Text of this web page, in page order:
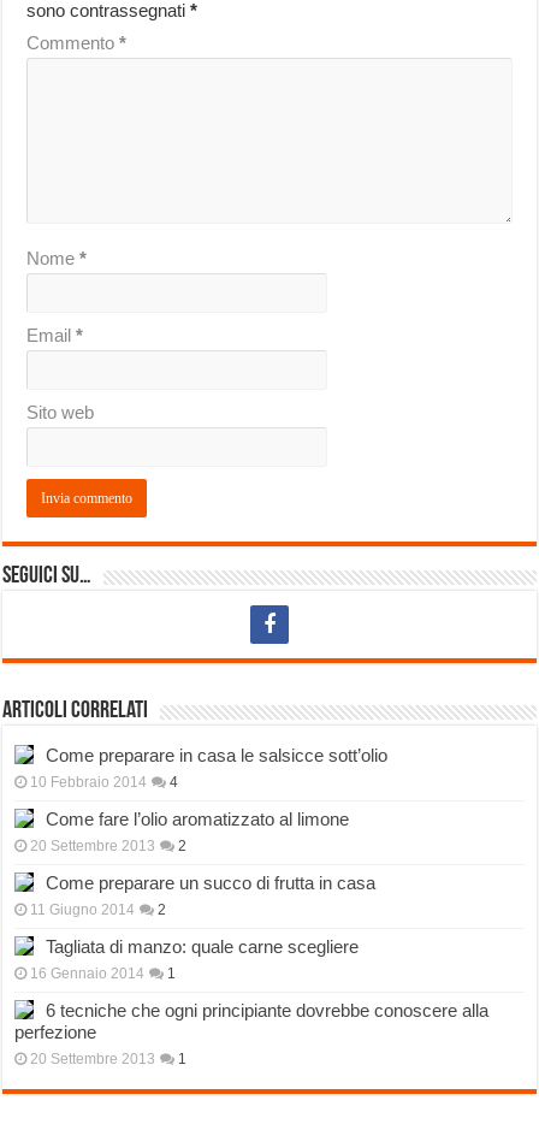
sono contrassegnati*
Commento*
Nome*
Email*
Sito web
Seguici su…
Articoli correlati
Come preparare in casa le salsicce sott’olio
10 Febbraio 2014 4
Come fare l’olio aromatizzato al limone
20 Settembre 2013 2
Come preparare un succo di frutta in casa
11 Giugno 2014 2
Tagliata di manzo: quale carne scegliere
16 Gennaio 2014 1
6 tecniche che ogni principiante dovrebbe conoscere alla
perfezione
20 Settembre 2013 1